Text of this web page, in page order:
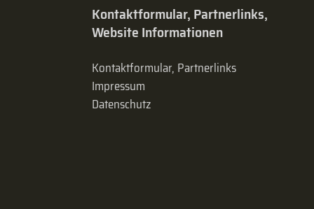
Kontaktformular, Partnerlinks,
Website Informationen
Kontaktformular, Partnerlinks
Impressum
Datenschutz